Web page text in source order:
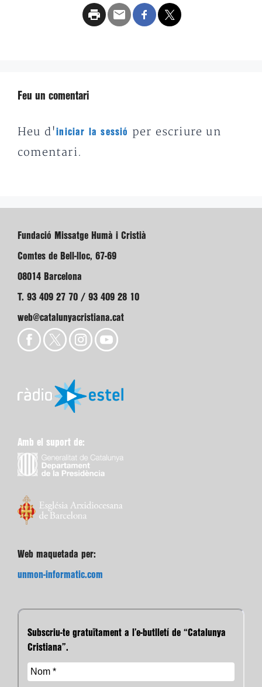
Feu un comentari
Heu d'iniciar la sessió
per escriure un
comentari.
Fundació Missatge Humà i Cristià
Comtes de Bell-lloc, 67-69
08014 Barcelona
T. 93 409 27 70 / 93 409 28 10
web@catalunyacristiana.cat
Amb el suport de:
Web maquetada per:
unmon-informatic.com
Subscriu-te gratuïtament a l’e-butlletí de “Catalunya
Cristiana”.